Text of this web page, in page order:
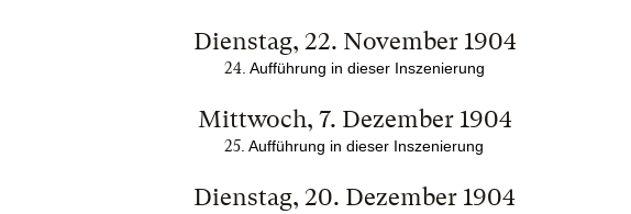
Dienstag, 22. November 1904
24. Aufführung in dieser Inszenierung
Mittwoch, 7. Dezember 1904
25 Aufführung in dieser Inszenierung
Dienstag, 20. Dezember 1904